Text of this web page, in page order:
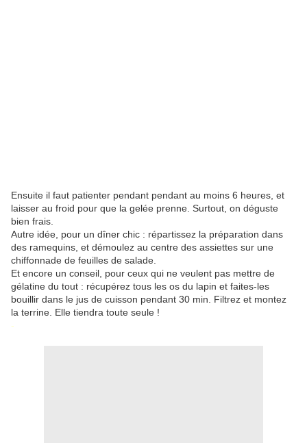
Ensuite il faut patienter pendant pendant au moins 6 heures, et
laisser au froid pour que la gelée prenne. Surtout, on déguste
bien frais.
Autre idée, pour un dîner chic : répartissez la préparation dans
des ramequins, et démoulez au centre des assiettes sur une
chiffonnade de feuilles de salade.
Et encore un conseil, pour ceux qui ne veulent pas mettre de
gélatine du tout : récupérez tous les os du lapin et faites-les
bouillir dans le jus de cuisson pendant 30 min. Filtrez et montez
la terrine. Elle tiendra toute seule !
-